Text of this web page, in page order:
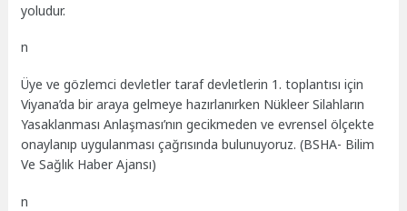
yoludur.
n
Üye ve gözlemci devletler taraf devletlerin 1. toplantısı için
Viyana’da bir araya gelmeye hazırlanırken Nükleer Silahların
Yasaklanması Anlaşması’nın gecikmeden ve evrensel ölçekte
onaylanıp uygulanması çağrısında bulunuyoruz. (BSHA- Bilim
Ve Sağlık Haber Ajansı)
n